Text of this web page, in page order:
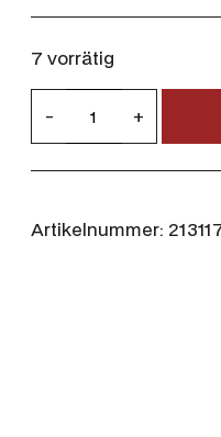
7 vorrätig
3
- +
Artikelnummer: